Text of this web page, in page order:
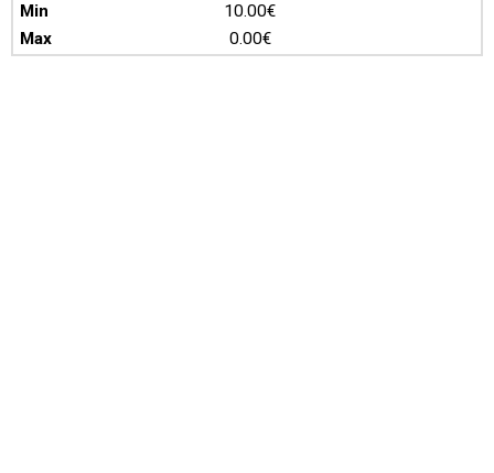
10.00€
0.00€